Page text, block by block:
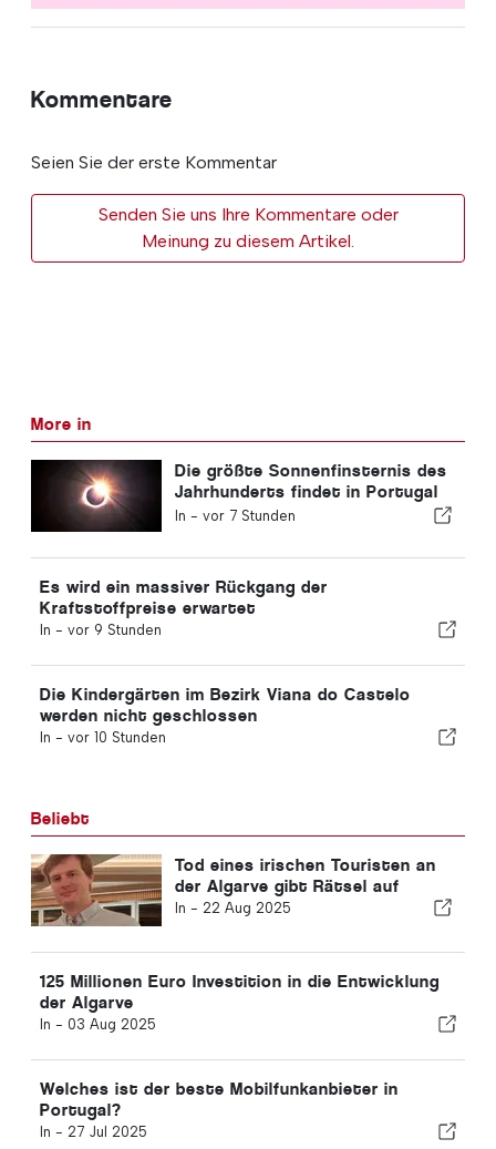
Kommentare
Seien Sie der erste Kommentar
Senden Sie uns Ihre Kommentare oder
Meinung zu diesem Artikel.
More in
Die größte Sonnenfinsternis des
Jahrhunderts findet in Portugal
statt
In - vor 7 Stunden
Es wird ein massiver Rückgang der
Kraftstoffpreise erwartet
In - vor 9 Stunden
Die Kindergärten im Bezirk Viana do Castelo
werden nicht geschlossen
In - vor 10 Stunden
Beliebt
Tod eines irischen Touristen an
der Algarve gibt Rätsel auf
In - 22 Aug 2025
125 Millionen Euro Investition in die Entwicklung
der Algarve
In - 03 Aug 2025
Welches ist der beste Mobilfunkanbieter in
Portugal?
In - 27 Jul 2025